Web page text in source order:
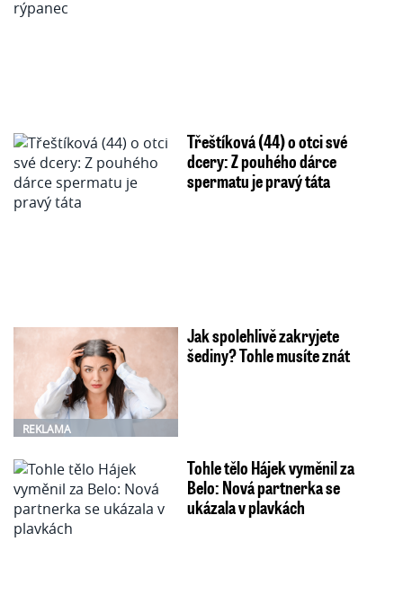
Třeštíková (44) o otci své
dcery: Z pouhého dárce
spermatu je pravý táta
REKLAMA
Jak spolehlivě zakryjete
šediny? Tohle musíte znát
Tohle tělo Hájek vyměnil za
Belo: Nová partnerka se
ukázala v plavkách